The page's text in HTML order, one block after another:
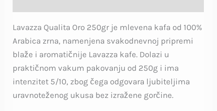
Lavazza Qualita Oro 250gr je mlevena kafa od 100%
Arabica zrna, namenjena svakodnevnoj pripremi
blaže i aromatičnije Lavazza kafe. Dolazi u
praktičnom vakum pakovanju od 250g i ima
intenzitet 5/10, zbog čega odgovara ljubiteljima
uravnoteženog ukusa bez izražene gorčine.